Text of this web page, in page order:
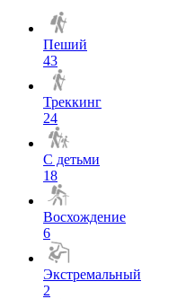
Пеший
43
Треккинг
24
С детьми
18
Восхождение
6
Экстремальный
2